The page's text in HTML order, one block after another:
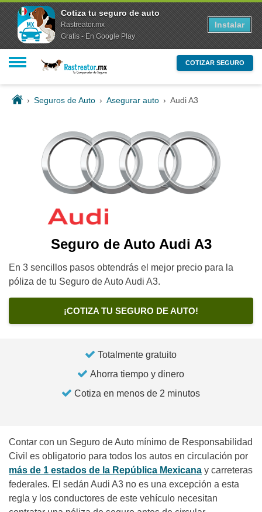
COTIZAR SEGURO
› Seguros de Auto › Asegurar auto › Audi A3
Seguro de Auto Audi A3
En 3 sencillos pasos obtendrás el mejor precio para la
póliza de tu Seguro de Auto Audi A3.
¡COTIZA TU SEGURO DE AUTO!
Totalmente gratuito
Ahorra tiempo y dinero
Cotiza en menos de 2 minutos
Contar con un Seguro de Auto mínimo de Responsabilidad
Civil es obligatorio para todos los autos en circulación por
más de 1 estados de la República Mexicana y carreteras
federales. El sedán Audi A3 no es una excepción a esta
regla y los conductores de este vehículo necesitan
Cotiza tu seguro de auto
Rastreator.mx
Gratis - En Google Play
Instalar